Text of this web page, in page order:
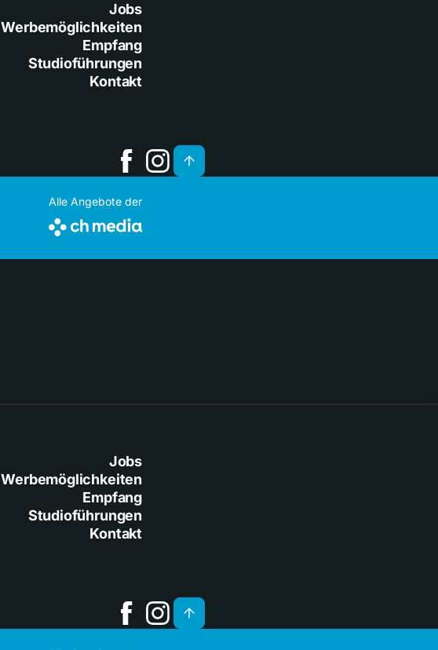
Jobs
Werbemöglichkeiten
Empfang
Studioführungen
Kontakt
Alle Angebote der
Jobs
Werbemöglichkeiten
Empfang
Studioführungen
Kontakt